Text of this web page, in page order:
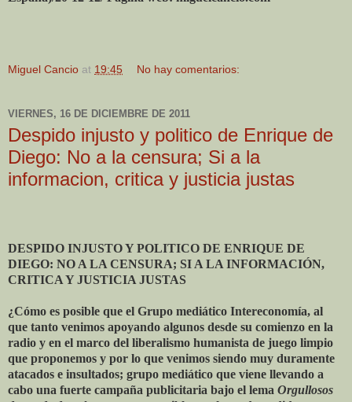
Miguel Cancio at 19:45 No hay comentarios:
VIERNES, 16 DE DICIEMBRE DE 2011
Despido injusto y politico de Enrique de
Diego: No a la censura; Si a la
informacion, critica y justicia justas
DESPIDO INJUSTO Y POLITICO DE ENRIQUE DE
DIEGO: NO A LA CENSURA; SI A LA INFORMACIÓN,
CRITICA Y JUSTICIA JUSTAS
¿Cómo es posible que el Grupo mediático Intereconomía, al
que tanto venimos apoyando algunos desde su comienzo en la
radio y en el marco del liberalismo humanista de juego limpio
que proponemos y por lo que venimos siendo muy duramente
atacados e insultados; grupo mediático que viene llevando a
cabo una fuerte campaña publicitaria bajo el lema Orgullosos